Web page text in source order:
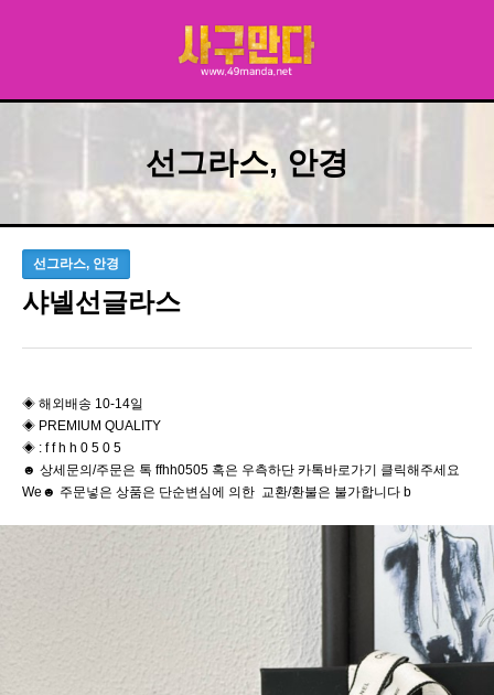
선그라스, 안경
선그라스, 안경
샤넬선글라스
◈ 해외배송 10-14일
◈ PREMIUM QUALITY
◈ : f f h h 0 5 0 5
☻ 상세문의/주문은 톡 ffhh0505 혹은 우측하단 카톡바로가기 클릭해주세요
We☻ 주문넣은 상품은 단순변심에 의한 교환/환불은 불가합니다 b